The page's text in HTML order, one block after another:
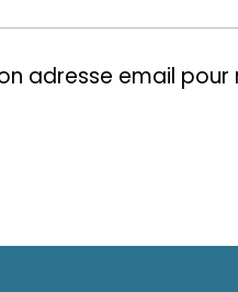
adresse email